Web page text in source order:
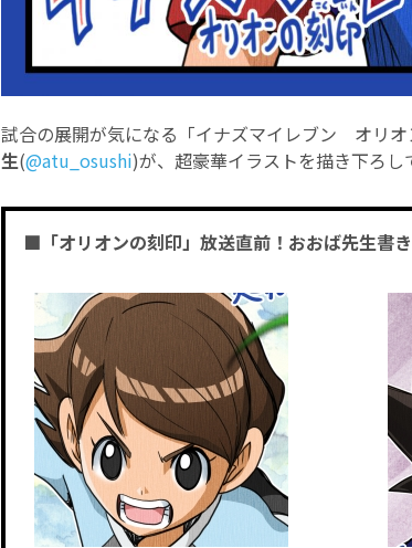
試合の展開が気になる「イナズマイレブン オリ
生(@atu_osushi)が、超豪華イラストを描き下ろ
■「オリオンの刻印」放送直前！おおば先生書